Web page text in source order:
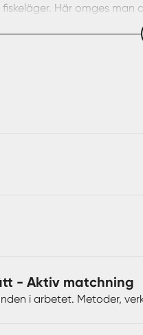
Här omges
bohuslänska
många möjligheter för
- Aktiv matchning
i arbetet. Metoder,